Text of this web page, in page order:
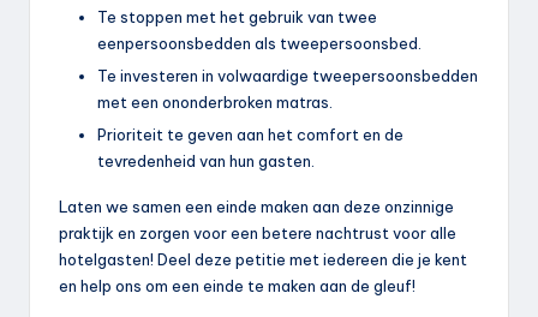
Te stoppen met het gebruik van twee
eenpersoonsbedden als tweepersoonsbed.
Te investeren in volwaardige tweepersoonsbedden
met een ononderbroken matras.
Prioriteit te geven aan het comfort en de
tevredenheid van hun gasten.
Laten we samen een einde maken aan deze onzinnige
praktijk en zorgen voor een betere nachtrust voor alle
hotelgasten! Deel deze petitie met iedereen die je kent
en help ons om een einde te maken aan de gleuf!